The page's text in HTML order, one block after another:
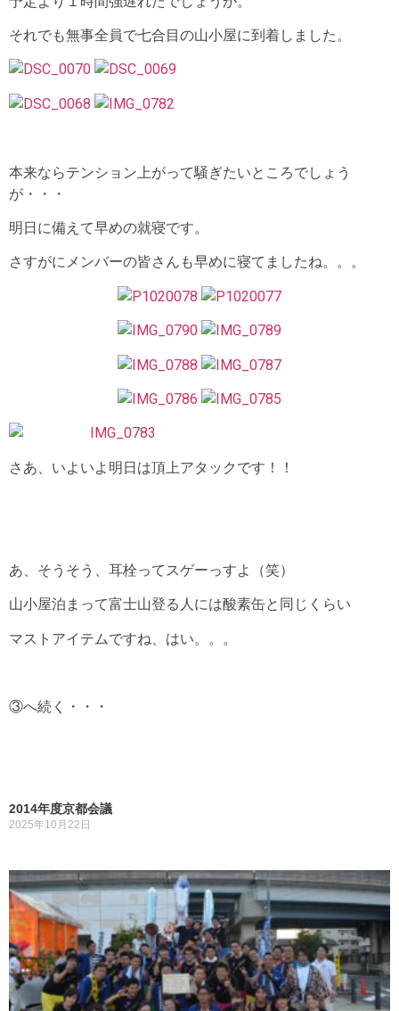
それでも無事全員で七合目の山小屋に到着しました。
本来ならテンション上がって騒ぎたいところでしょう
が・・・
明日に備えて早めの就寝です。
さすがにメンバーの皆さんも早めに寝てましたね。。。
さあ、いよいよ明日は頂上アタックです！！
あ、そうそう、耳栓ってスゲーっすよ（笑）
山小屋泊まって富士山登る人には酸素缶と同じくらい
マストアイテムですね、はい。。。
③へ続く・・・
2014年度京都会議
2025年10月22日